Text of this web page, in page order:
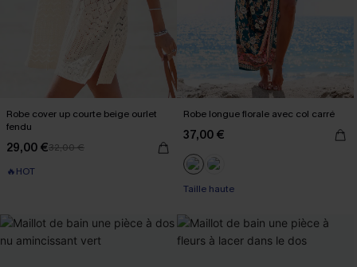
Robe cover up courte beige ourlet
fendu
29,00 €32,00 €
🔥HOT
Robe longue florale avec col carré
37,00 €
Taille haute